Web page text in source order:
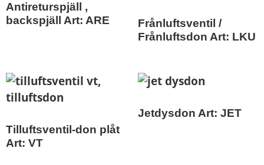
Antireturspjäll ,
backspjäll Art: ARE
Frånluftsventil /
Frånluftsdon Art: LKU
Tilluftsventil-don plåt
Art: VT
Jetdysdon Art: JET